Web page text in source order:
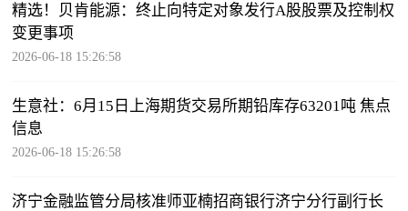
精选！贝肯能源：终止向特定对象发行A股股票及控制权
变更事项
2026-06-18 15:26:58
生意社：6月15日上海期货交易所期铅库存63201吨 焦点
信息
2026-06-18 15:26:58
济宁金融监管分局核准师亚楠招商银行济宁分行副行长